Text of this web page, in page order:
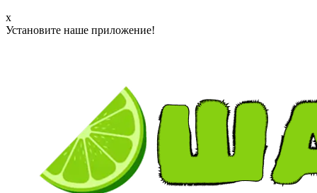
x
Установите наше приложение!